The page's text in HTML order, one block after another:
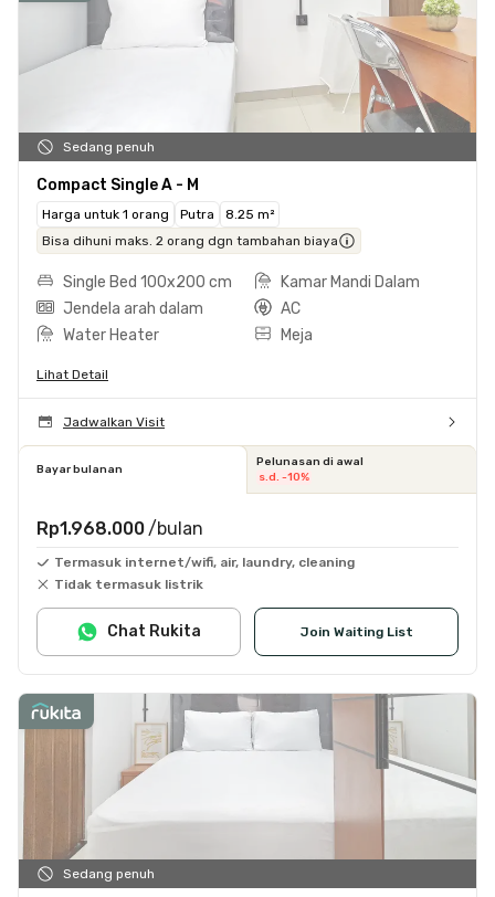
Sedang penuh
Compact Single A - M
Harga untuk 1 orang Putra
8.25 m²
Bisa dihuni maks. 2 orang dgn tambahan biaya
Single Bed 100x200 cm
Kamar Mandi Dalam
Jendela arah dalam
AC
Water Heater
Meja
Lihat Detail
Jadwalkan Visit
Bayar bulanan
Pelunasan di awal
s.d. -10%
Rp1.968.000 /bulan
Termasuk internet/wifi, air, laundry, cleaning
Tidak termasuk listrik
Join Waiting List
Chat Rukita
Sedang penuh